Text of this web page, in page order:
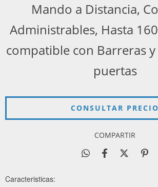
Mando a Distancia,
Administrables, Hasta
compatible con Barreras
puertas
COMPARTIR
Caracteristicas: